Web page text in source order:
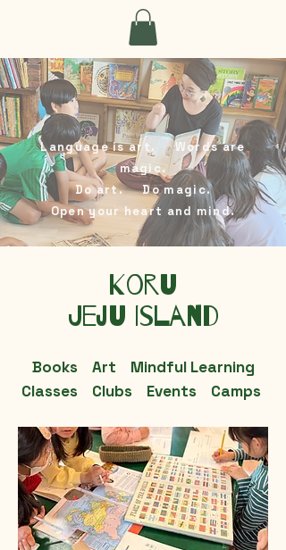
Language is art. Words are
magic.
Do art. Do magic.
Open your heart and mind.
Koru
Jeju Island
Books Art Mindful Learning
Classes Clubs Events Camps